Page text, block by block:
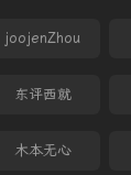
joojenZhou
东评西就
木本无心